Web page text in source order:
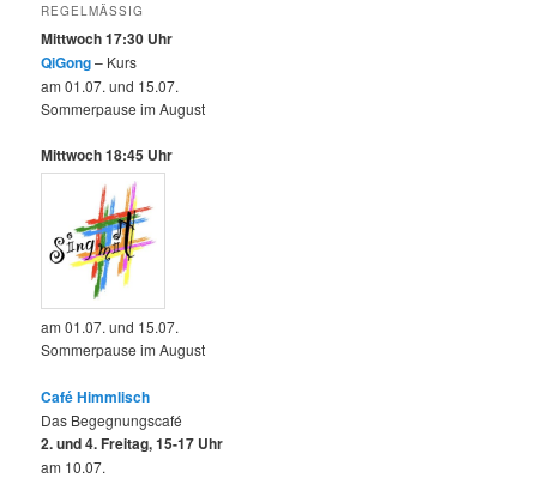
REGELMÄSSIG
Mittwoch 17:30 Uhr
QiGong– Kurs
am 01.07. und 15.07.
Sommerpause im August
Mittwoch 18:45 Uhr
am 01.07. und 15.07.
Sommerpause im August
Café Himmlisch
Das Begegnungscafé
2. und 4. Freitag, 15-17 Uhr
am 10.07.